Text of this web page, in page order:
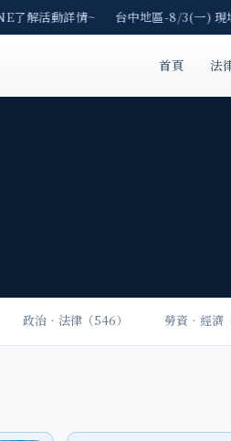
解活動詳情~ 台中地區-8/3(一) 現
首頁 法
政治‧法律（546） 勞資‧經濟